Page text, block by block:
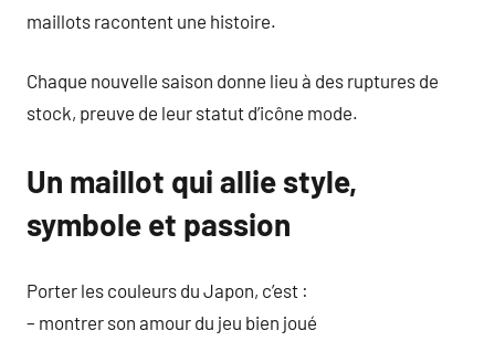
maillots racontent une histoire.
Chaque nouvelle saison donne lieu à des ruptures de
stock, preuve de leur statut d’icône mode.
Un maillot qui allie style,
symbole et passion
Porter les couleurs du Japon, c’est :
– montrer son amour du jeu bien joué